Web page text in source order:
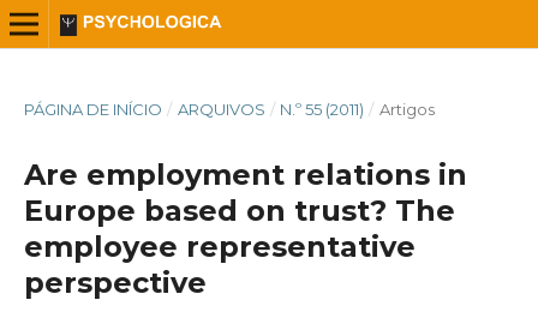
PÁGINA DE INÍCIO / ARQUIVOS / N.º 55 (2011) / Artigos
Are employment relations in
Europe based on trust? The
employee representative
perspective